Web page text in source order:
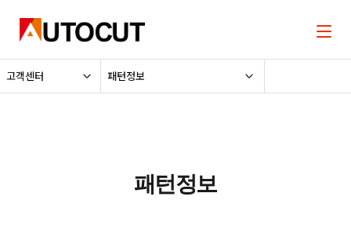
고객센터 패턴정보
패턴정보